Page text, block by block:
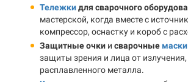
Тележкидля сварочного
мастерской, когда вместе с
компрессор, оснастку и короб с
Защитные очки и сварочные маски
защиты зрения и лица от
расплавленного металла.